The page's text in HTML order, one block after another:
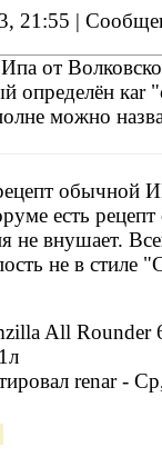
21:55 |
от
определён каr
можно
обычной
есть рецепт
не внушает.
не в стиле
All Rounder
renar-